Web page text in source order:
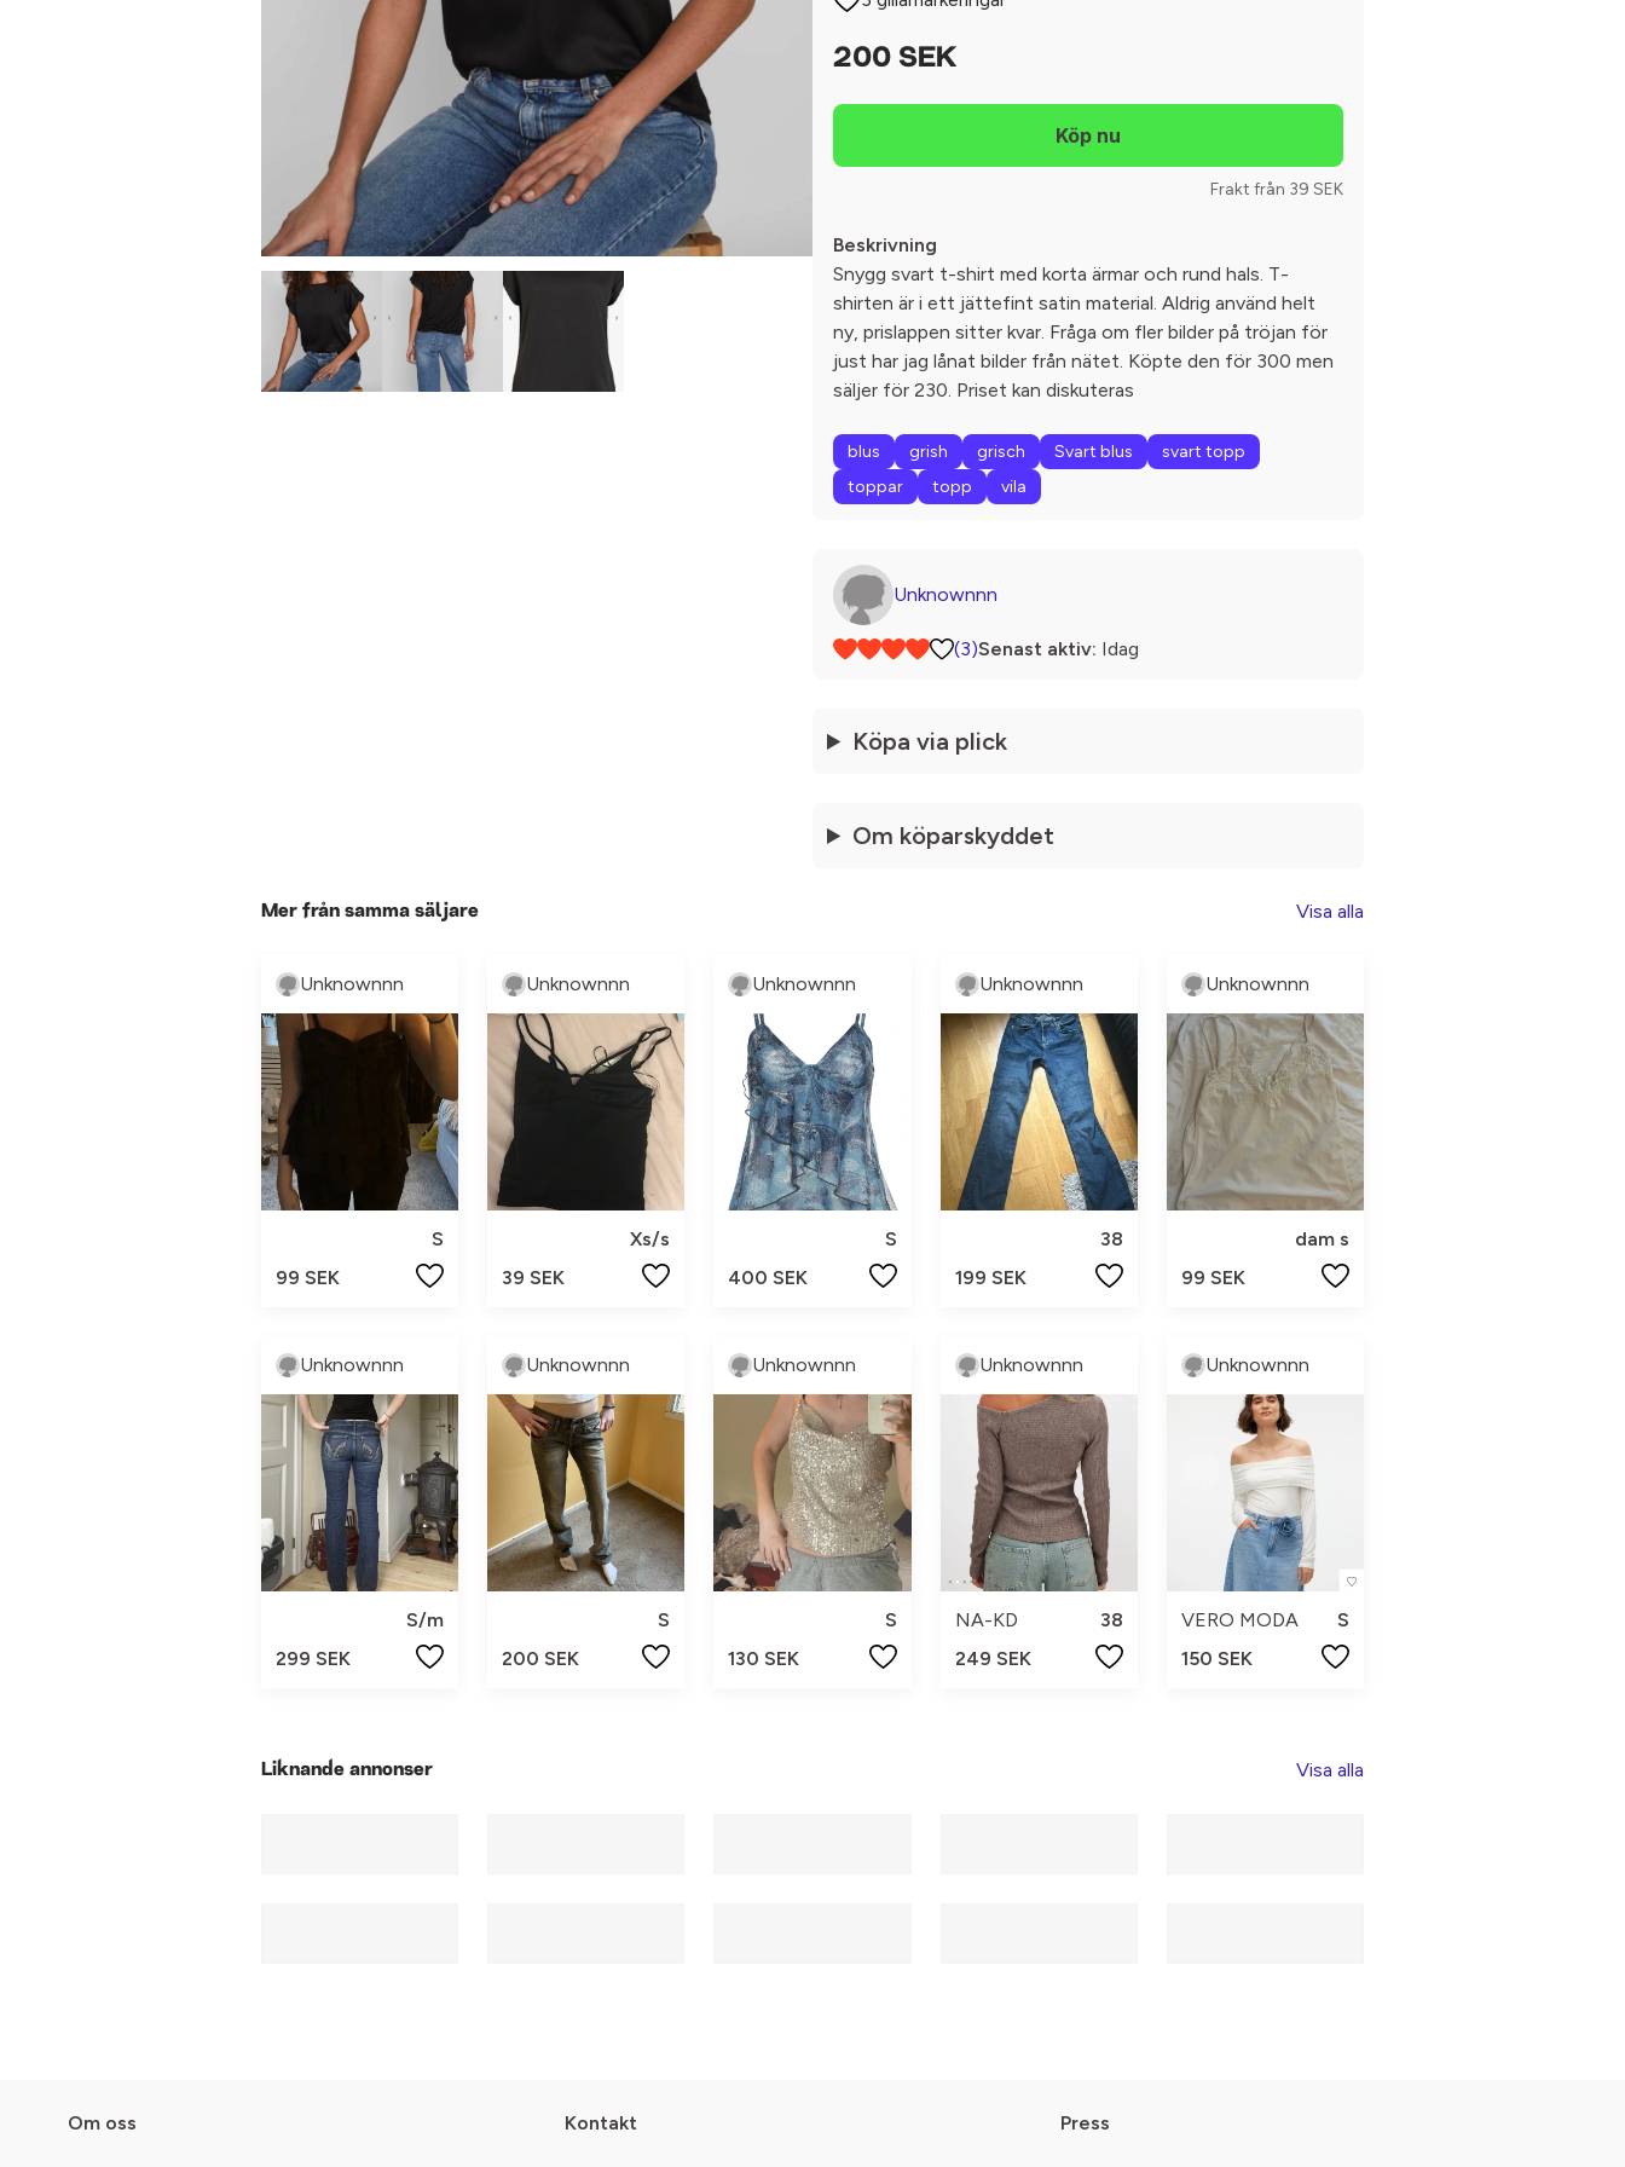
200 SEK
Frakt från 39 SEK
Beskrivning
Snygg svart t-shirt med korta ärmar och rund hals. T-
shirten är i ett jättefint satin material. Aldrig använd helt
ny, prislappen sitter kvar. Fråga om fler bilder på tröjan för
just har jag lånat bilder från nätet. Köpte den för 300 men
säljer för 230. Priset kan diskuteras
blus grish grisch Svart blus
svart topp
toppar
topp vila
Unknownnn
(3)Senast aktiv: Idag
Köpa via plick
Om köparskyddet
Mer från samma säljare Visa alla
Unknownnn
S
99 SEK
Unknownnn
Xs/s
39 SEK
Unknownnn
S
400 SEK
Unknownnn
38
199 SEK
Unknownnn
dam s
99 SEK
Unknownnn
S/m
299 SEK
Unknownnn
S
200 SEK
Unknownnn
S
130 SEK
Unknownnn
NA-KD
38
249 SEK
Unknownnn
VERO MODA
S
150 SEK
Liknande annonser Visa alla
Om oss Kontakt Press